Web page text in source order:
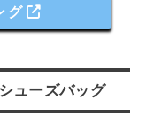
グ
ューズバッグ